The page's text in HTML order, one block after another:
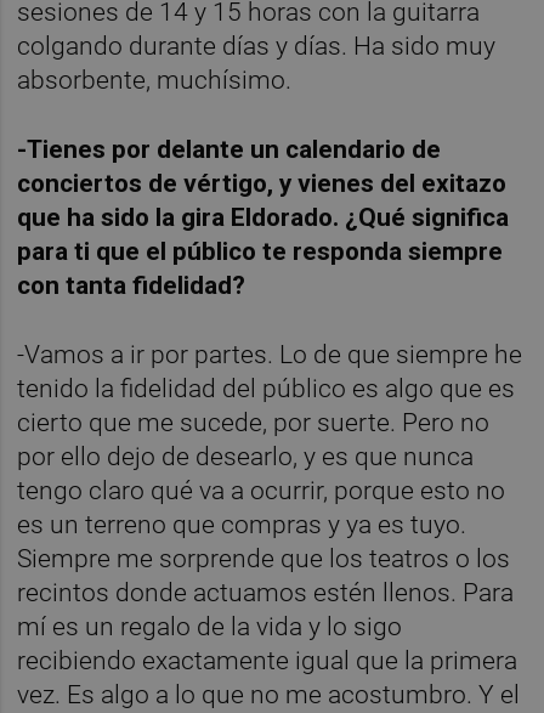
sesiones de 14 y 15 horas con la guitarra
colgando durante días y días. Ha sido muy
absorbente, muchísimo.
-Tienes por delante un calendario de
conciertos de vértigo, y vienes del exitazo
que ha sido la gira Eldorado. ¿Qué significa
para ti que el público te responda siempre
con tanta fidelidad?
-Vamos a ir por partes. Lo de que siempre he
tenido la fidelidad del público es algo que es
cierto que me sucede, por suerte. Pero no
por ello dejo de desearlo, y es que nunca
tengo claro qué va a ocurrir, porque esto no
es un terreno que compras y ya es tuyo.
Siempre me sorprende que los teatros o los
recintos donde actuamos estén llenos. Para
mí es un regalo de la vida y lo sigo
recibiendo exactamente igual que la primera
vez. Es algo a lo que no me acostumbro. Y el